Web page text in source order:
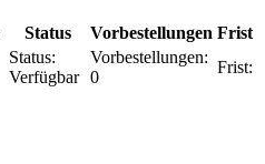
Status Vorbestellungen Frist
Status:
Verfügbar
Vorbestellungen:
0
Frist: